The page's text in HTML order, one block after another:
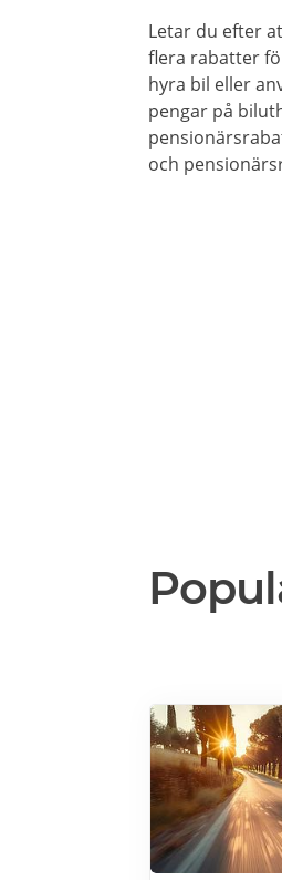
Letar du efter
flera rabatter
hyra bil eller
pengar på
och